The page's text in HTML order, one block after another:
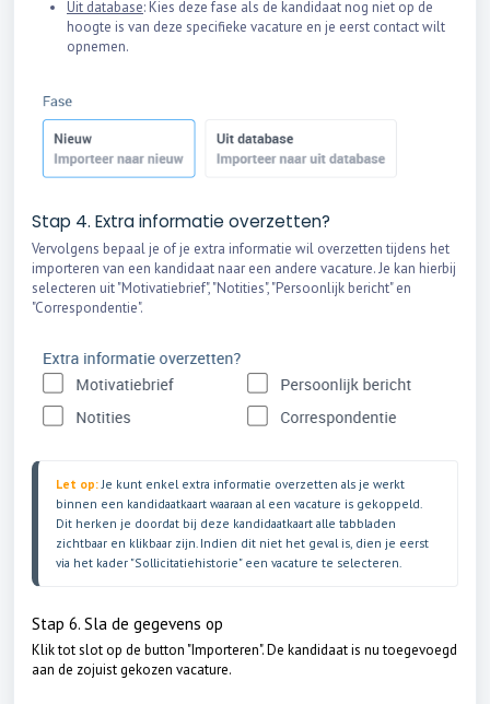
Uit database: Kies deze fase als de kandidaat nog niet op de
hoogte is van deze specifieke vacature en je eerst contact wilt
opnemen.
Stap 4. Extra informatie overzetten?
Vervolgens bepaal je of je extra informatie wil overzetten tijdens het
importeren van een kandidaat naar een andere vacature. Je kan hierbij
selecteren uit "Motivatiebrief", "Notities", "Persoonlijk bericht" en
"Correspondentie".
Let op: Je kunt enkel extra informatie overzetten als je werkt
binnen een kandidaatkaart waaraan al een vacature is gekoppeld.
Dit herken je doordat bij deze kandidaatkaart alle tabbladen
zichtbaar en klikbaar zijn. Indien dit niet het geval is, dien je eerst
Stap 6. Sla de gegevens op
Klik tot slot op de button "Importeren". De kandidaat is nu toegevoegd
aan de zojuist gekozen vacature.